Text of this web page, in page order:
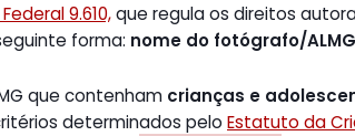
Federal 9.610,que regula os direitos
forma: nome do fotógrafo/ALMG
que contenham crianças e
determinados pelo Estatuto da